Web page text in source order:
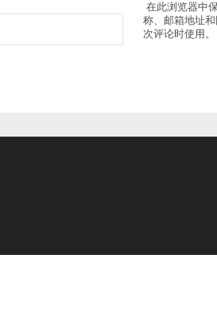
在此浏览器中
称、邮箱地址
次评论时使用。